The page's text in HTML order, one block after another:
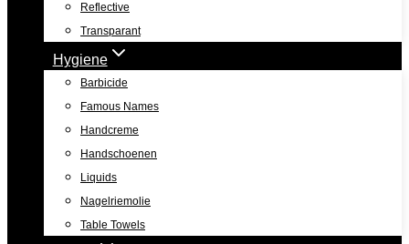
Reflective
Transparant
Hygiene
Barbicide
Famous Names
Handcreme
Handschoenen
Liquids
Nagelriemolie
Table Towels